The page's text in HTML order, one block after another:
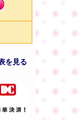
を見る